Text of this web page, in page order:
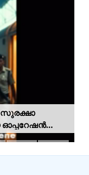
സുരക്ഷാ
ഓപ്പറേഷന്‍
33 പേര്‍